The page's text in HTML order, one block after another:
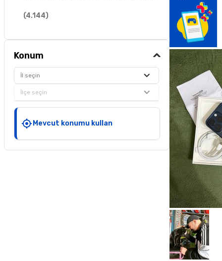
(4.144)
Konum
İl seçin
İlçe seçin
Mevcut konumu kullan